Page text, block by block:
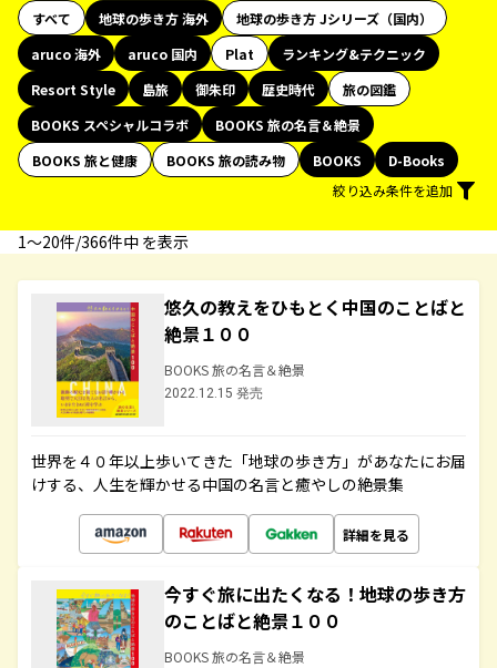
すべて 地球の歩き方 海外
地球の歩き方 Jシリーズ（国内）
aruco 海外
aruco 国内 Plat
ランキング&テクニック
Resort Style
島旅 御朱印 歴史時代
旅の図鑑
BOOKS スペシャルコラボ
BOOKS 旅の名言＆絶景
BOOKS 旅と健康
BOOKS 旅の読み物 BOOKS
D-Books
絞り込み条件を追加
1〜20件/366件中 を表示
悠久の教えをひもとく中国のことばと
絶景１００
BOOKS 旅の名言＆絶景
2022.12.15 発売
世界を４０年以上歩いてきた「地球の歩き方」があなたにお届
けする、人生を輝かせる中国の名言と癒やしの絶景集
詳細を見る
今すぐ旅に出たくなる！地球の歩き方
のことばと絶景１００
BOOKS 旅の名言＆絶景